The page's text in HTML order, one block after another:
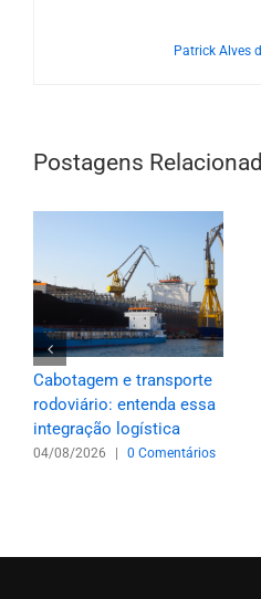
Patrick Alves
Postagens
Cabotagem e transporte
rodoviário: entenda essa
integração logística
04/08/2026 0 Comentários